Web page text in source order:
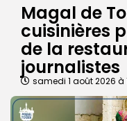
Magal de
cuisinières
de la
journalistes
samedi 1 août 2026 à